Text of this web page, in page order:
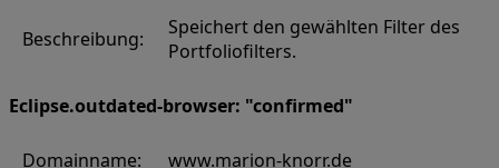
Beschreibung:
Speichert den gewählten Filter des
Portfoliofilters.
Eclipse.outdated-browser: "confirmed"
Domainname:
www.marion-knorr.de